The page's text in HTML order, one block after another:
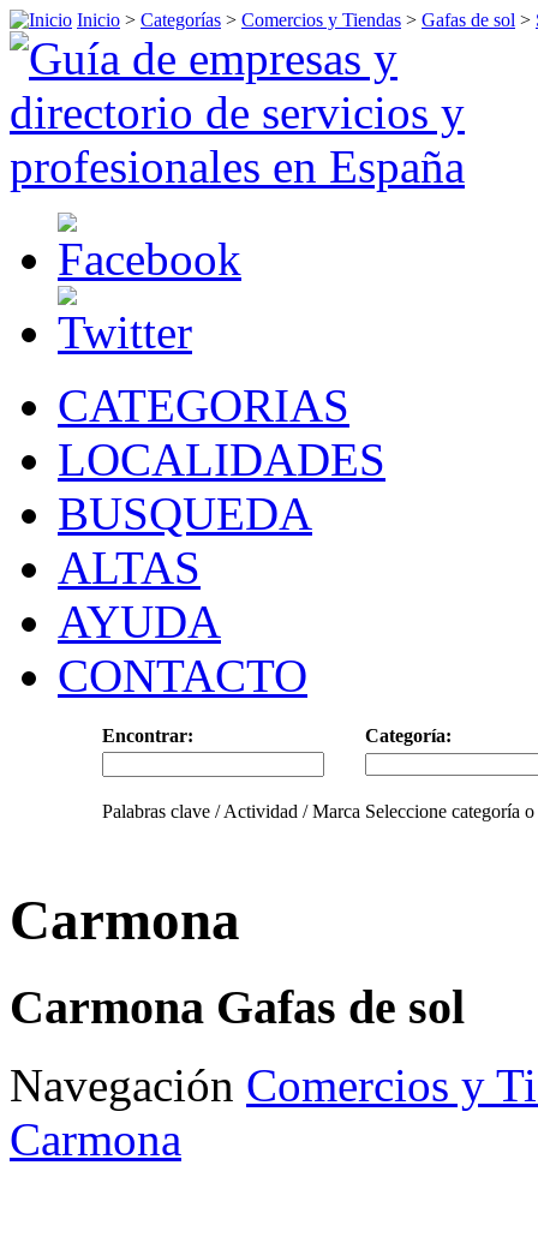
Inicio > Categorías > Comercios y Tiendas > Gafas de sol >
CATEGORIAS
LOCALIDADES
BUSQUEDA
ALTAS
AYUDA
CONTACTO
Encontrar: Categoría:
Palabras clave / Actividad / Marca Seleccione categoría
Carmona
Carmona Gafas de sol
Navegación Comercios y
Carmona